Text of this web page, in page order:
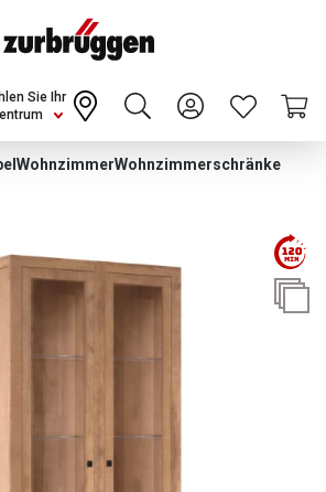
country or region to see
and shop online
CONTINUE
Sie Ihr
WohnzimmerWohnzimmerschränke